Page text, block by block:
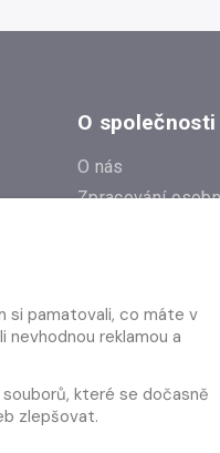
O společnosti
O nás
Zpracování
si pamatovali, co máte v
nevhodnou reklamou a
souborů, které se dočasně
zlepšovat.